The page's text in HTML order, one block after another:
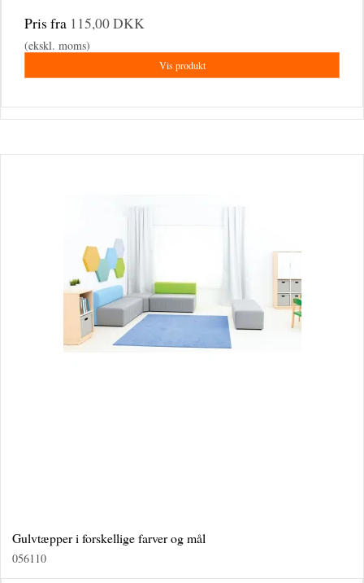
Pris fra 115,00 DKK
(ekskl. moms)
Vis produkt
Gulvtæpper i forskellige farver og mål
056110